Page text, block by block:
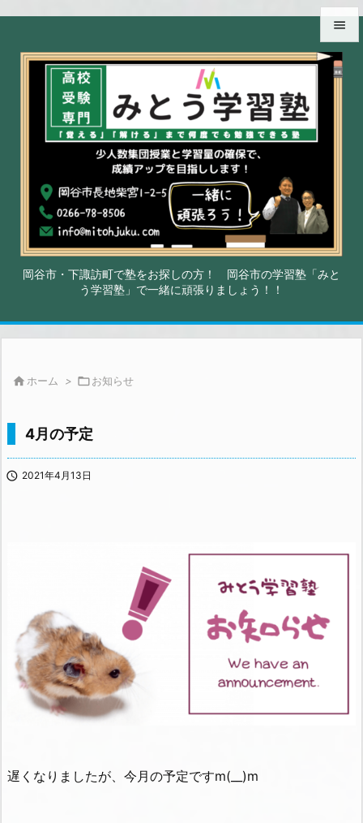
岡谷市・下諏訪町で塾をお探しの方！ 岡谷市の学習塾「みと
う学習塾」で一緒に頑張りましょう！！


メニュ
 ホーム > お知らせ
4月の予定
 2021年4月13日
遅くなりましたが、今月の予定ですm(__)m